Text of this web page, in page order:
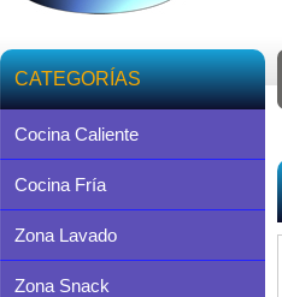
CATEGORÍAS
Cocina Caliente
Cocina Fría
Zona Lavado
Zona Snack